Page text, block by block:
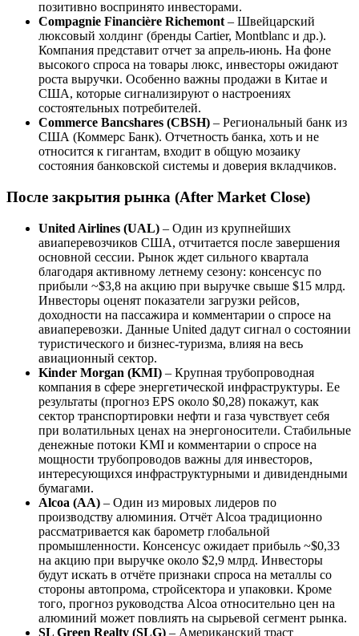
позитивно воспринято инвесторами.
Compagnie Financière Richemont – Швейцарский
люксовый холдинг (бренды Cartier, Montblanc и др.).
Компания представит отчет за апрель-июнь. На фоне
высокого спроса на товары люкс, инвесторы ожидают
роста выручки. Особенно важны продажи в Китае и
США, которые сигнализируют о настроениях
состоятельных потребителей.
Commerce Bancshares (CBSH) – Региональный банк из
США (Коммерс Банк). Отчетность банка, хоть и не
относится к гигантам, входит в общую мозаику
состояния банковской системы и доверия вкладчиков.
После закрытия рынка (After Market Close)
United Airlines (UAL) – Один из крупнейших
авиаперевозчиков США, отчитается после завершения
основной сессии. Рынок ждет сильного квартала
благодаря активному летнему сезону: консенсус по
прибыли ~$3,8 на акцию при выручке свыше $15 млрд.
Инвесторы оценят показатели загрузки рейсов,
доходности на пассажира и комментарии о спросе на
авиаперевозки. Данные United дадут сигнал о состоянии
туристического и бизнес-туризма, влияя на весь
авиационный сектор.
Kinder Morgan (KMI) – Крупная трубопроводная
компания в сфере энергетической инфраструктуры. Ее
результаты (прогноз EPS около $0,28) покажут, как
сектор транспортировки нефти и газа чувствует себя
при волатильных ценах на энергоносители. Стабильные
денежные потоки KMI и комментарии о спросе на
мощности трубопроводов важны для инвесторов,
интересующихся инфраструктурными и дивидендными
бумагами.
Alcoa (AA) – Один из мировых лидеров по
производству алюминия. Отчёт Alcoa традиционно
рассматривается как барометр глобальной
промышленности. Консенсус ожидает прибыль ~$0,33
на акцию при выручке около $2,9 млрд. Инвесторы
будут искать в отчёте признаки спроса на металлы со
стороны автопрома, стройсектора и упаковки. Кроме
того, прогноз руководства Alcoa относительно цен на
алюминий может повлиять на сырьевой сегмент рынка.
SL Green Realty (SLG) – Американский траст